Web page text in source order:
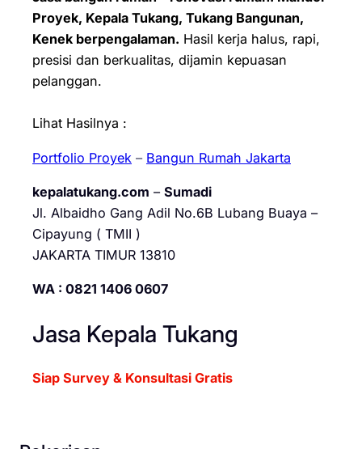
Proyek, Kepala Tukang, Tukang Bangunan,
Kenek berpengalaman. Hasil kerja halus, rapi,
presisi dan berkualitas, dijamin kepuasan
pelanggan.
Lihat Hasilnya :
Portfolio Proyek – Bangun Rumah Jakarta
kepalatukang.com – Sumadi
Jl. Albaidho Gang Adil No.6B Lubang Buaya –
Cipayung ( TMII )
JAKARTA TIMUR 13810
WA : 0821 1406 0607
Jasa Kepala Tukang
Siap Survey & Konsultasi Gratis